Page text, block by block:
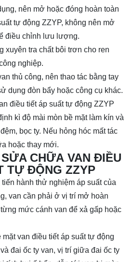
nên mở hoặc đóng hoàn toàn
tự động ZZYP, không nên mở
điều chỉnh lưu lượng.
xuyên tra chất bôi trơn cho ren
nghiệp.
thủ công, nên thao tác bằng tay
dụng đòn bẩy hoặc công cụ khác.
điều tiết áp suất tự động ZZYP
kì độ mài mòn bề mặt làm kín và
bọc ty. Nếu hỏng hóc mất tác
hoặc thay mới.
CHỮA VAN ĐIỀU
TỰ ĐỘNG ZZYP
hành thử nghiệm áp suất của
van cần phải ở vị trí mở hoàn
mức cánh van để xả gấp hoặc
mặt van điều tiết áp suất tự động
đai ốc ty van, vị trí giữa đai ốc ty